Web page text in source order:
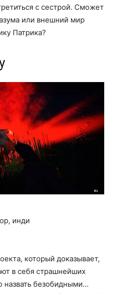
с сестрой. Сможет
или внешний мир
Патрика?
инди
который доказывает,
в себя страшнейших
назвать безобидными…